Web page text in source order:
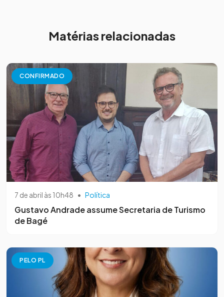
Matérias relacionadas
CONFIRMADO
7 de abril às 10h48 • Política
Gustavo Andrade assume Secretaria de Turismo
de Bagé
PELO PL